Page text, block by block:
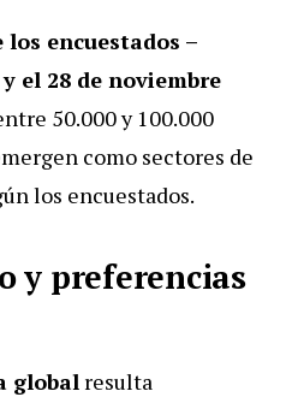
los encuestados –
el 28 de noviembre
50.000 y 100.000
como sectores de
los encuestados.
y preferencias
global resulta